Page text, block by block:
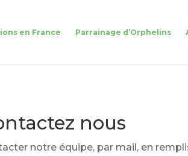
en France Parrainage d’Orphelins
nous
notre équipe, par mail, en